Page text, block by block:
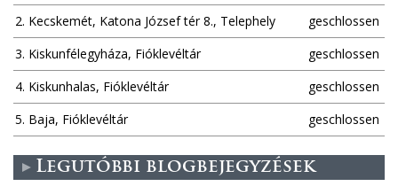
2. Kecskemét, Katona József tér 8., Telephely
geschlossen
3. Kiskunfélegyháza, Fióklevéltár
geschlossen
4. Kiskunhalas, Fióklevéltár
geschlossen
5. Baja, Fióklevéltár
geschlossen
Legutóbbi blogbejegyzések